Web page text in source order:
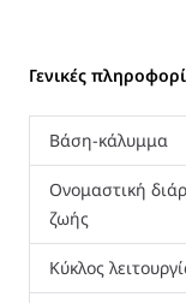
Γενικές
Βάση-κάλυμμα
Ονομαστική
ζωής
Κύκλος